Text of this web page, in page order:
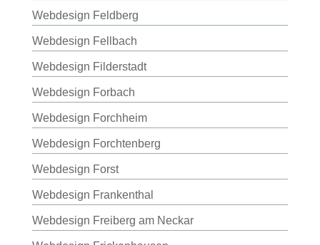
Webdesign Feldberg
Webdesign Fellbach
Webdesign Filderstadt
Webdesign Forbach
Webdesign Forchheim
Webdesign Forchtenberg
Webdesign Forst
Webdesign Frankenthal
Webdesign Freiberg am Neckar